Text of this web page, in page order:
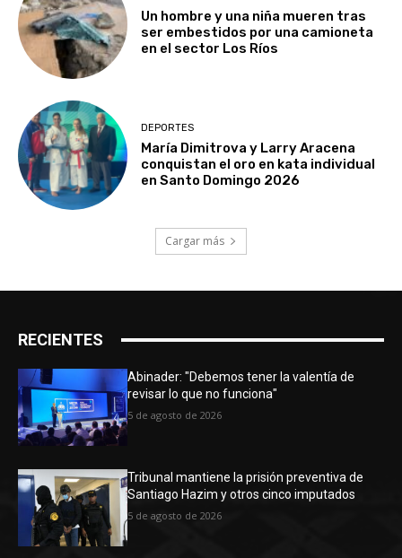
Un hombre y una niña mueren tras
ser embestidos por una camioneta
en el sector Los Ríos
DEPORTES
María Dimitrova y Larry Aracena
conquistan el oro en kata individual
en Santo Domingo 2026
Cargar más
RECIENTES
Abinader: "Debemos tener la valentía de
revisar lo que no funciona"
5 de agosto de 2026
Tribunal mantiene la prisión preventiva de
Santiago Hazim y otros cinco imputados
5 de agosto de 2026